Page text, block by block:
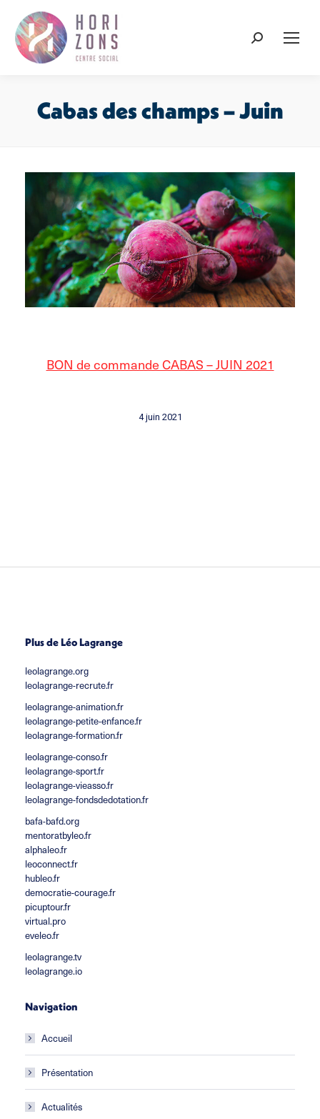
Recherche
Cabas des champs – Juin
BON de commande CABAS – JUIN 2021
4 juin 2021
Plus de Léo Lagrange
leolagrange.org
leolagrange-recrute.fr
leolagrange-animation.fr
leolagrange-petite-enfance.fr
leolagrange-formation.fr
leolagrange-conso.fr
leolagrange-sport.fr
leolagrange-vieasso.fr
leolagrange-fondsdedotation.fr
bafa-bafd.org
mentoratbyleo.fr
alphaleo.fr
leoconnect.fr
hubleo.fr
democratie-courage.fr
picuptour.fr
virtual.pro
eveleo.fr
leolagrange.tv
leolagrange.io
Navigation
Accueil
Présentation
Actualités